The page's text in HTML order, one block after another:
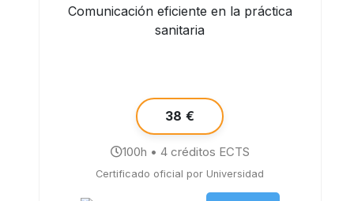
Comunicación eficiente en la práctica
sanitaria
38 €
100h • 4 créditos ECTS
Certificado oficial por Universidad